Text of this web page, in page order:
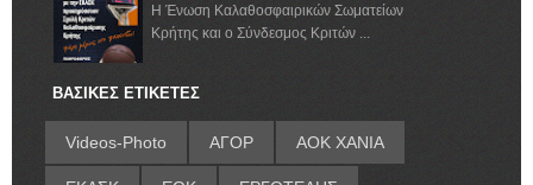
Η Ένωση Καλαθοσφαιρικών Σωματείων
Κρήτης και ο Σύνδεσμος Κριτών ...
ΒΑΣΙΚΕΣ ΕΤΙΚΕΤΕΣ
Videos-Photo ΑΓΟΡ ΑΟΚ ΧΑΝΙΑ